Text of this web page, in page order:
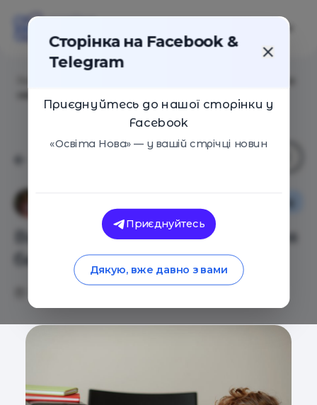
Виконуємо домашнє завдання
без нервів і сліз
Сторінка на Facebook &
Telegram
Приєднуйтесь до нашої сторінки у
Facebook
«Освіта Нова» — у вашій стрічці новин
Приєднуйтесь
Дякую, вже давно з вами